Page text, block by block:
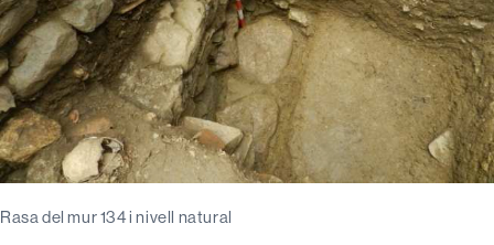
Rasa del mur 134 i nivell natural